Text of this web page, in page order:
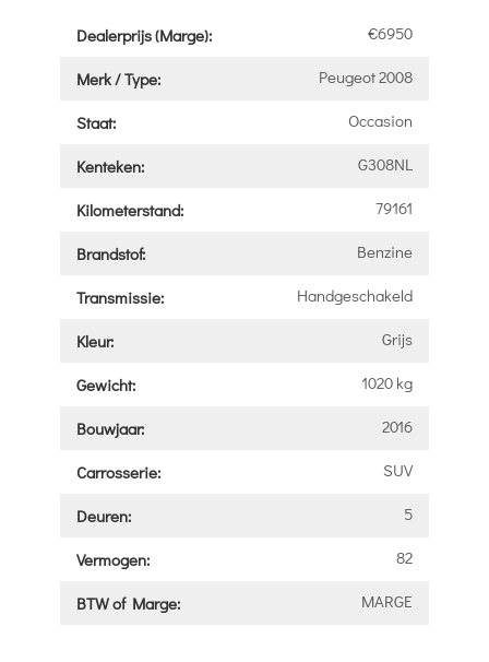
Dealerprijs (Marge): €6950
Merk / Type: Peugeot 2008
Staat: Occasion
Kenteken: G308NL
Kilometerstand: 79161
Brandstof: Benzine
Transmissie: Handgeschakeld
Kleur: Grijs
Gewicht: 1020 kg
Bouwjaar: 2016
Carrosserie: SUV
Deuren: 5
Vermogen: 82
BTW of Marge: MARGE